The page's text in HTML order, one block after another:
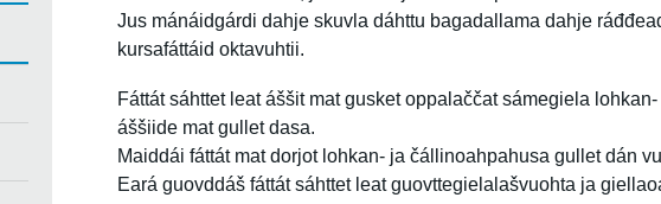
Jus mánáidgárdi dahje skuvla dáhttu bagadallama dahje
kursafáttáid oktavuhtii.
Fáttát sáhttet leat áššit mat gusket oppalaččat sámegiela
áššiide mat gullet dasa.
Maiddái fáttát mat dorjot lohkan- ja čállinoahpahusa gullet dán
Eará guovddáš fáttát sáhttet leat guovttegielalašvuohta ja